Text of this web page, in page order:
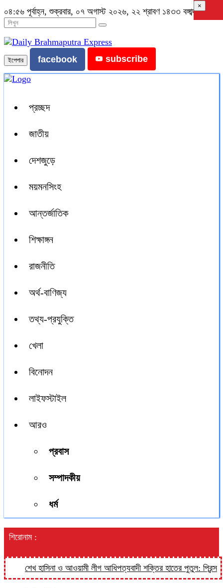
০৪:৫৬ পূর্বাহ্ন, শুক্রবার, ০৭ অগাস্ট ২০২৬, ২২ শ্রাবণ ১৪৩৩ বঙ্গাব্দ
ইপেপার facebook subscribe
প্রচ্ছদ
জাতীয়
দেশজুড়ে
ময়মনসিংহ
আন্তর্জাতিক
শিক্ষাঙ্গন
রাজনীতি
অর্থ-বাণিজ্য
তথ্য-প্রযুক্তি
খেলা
বিনোদন
লাইফস্টাইল
আরও
প্রবাস
সম্পাদকীয়
ধর্ম
শিরোনাম :
শেখ হাসিনা ও আওয়ামী লীগ আধিপত্যবাদী শক্তির হাতের পুতুল: প্রিন্স
×